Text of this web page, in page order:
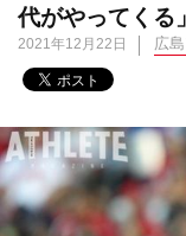
代がやってくる
2021年12月22日 広